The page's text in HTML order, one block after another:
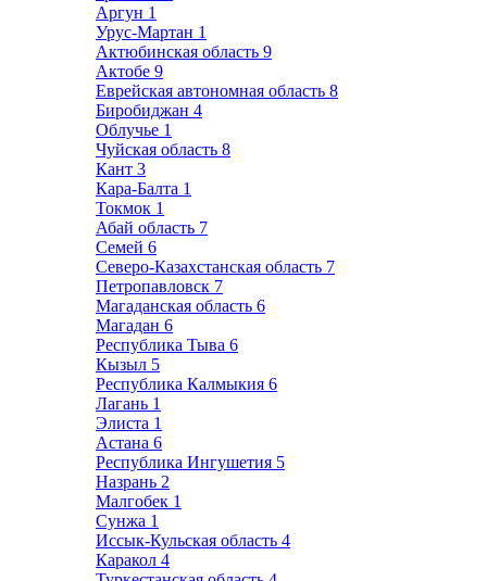
Аргун 1
Урус-Мартан 1
Актюбинская область 9
Актобе 9
Еврейская автономная область 8
Биробиджан 4
Облучье 1
Чуйская область 8
Кант 3
Кара-Балта 1
Токмок 1
Абай область 7
Семей 6
Северо-Казахстанская область 7
Петропавловск 7
Магаданская область 6
Магадан 6
Республика Тыва 6
Кызыл 5
Республика Калмыкия 6
Лагань 1
Элиста 1
Астана 6
Республика Ингушетия 5
Назрань 2
Малгобек 1
Сунжа 1
Иссык-Кульская область 4
Каракол 4